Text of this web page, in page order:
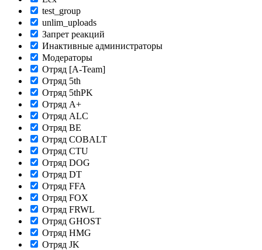
test_group
unlim_uploads
Запрет реакций
Инактивные администраторы
Модераторы
Отряд [A-Team]
Отряд 5th
Отряд 5thPK
Отряд A+
Отряд ALC
Отряд BE
Отряд COBALT
Отряд CTU
Отряд DOG
Отряд DT
Отряд FFA
Отряд FOX
Отряд FRWL
Отряд GHOST
Отряд HMG
Отряд JK